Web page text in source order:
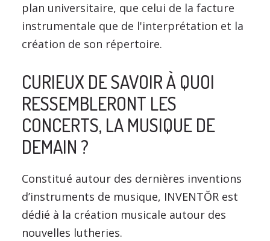
plan universitaire, que celui de la facture
instrumentale que de l'interprétation et la
création de son répertoire.
CURIEUX DE SAVOIR À QUOI
RESSEMBLERONT LES
CONCERTS, LA MUSIQUE DE
DEMAIN ?
Constitué autour des dernières inventions
d’instruments de musique, INVENTŎR est
dédié à la création musicale autour des
nouvelles lutheries.